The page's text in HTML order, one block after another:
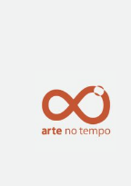
conteúdo